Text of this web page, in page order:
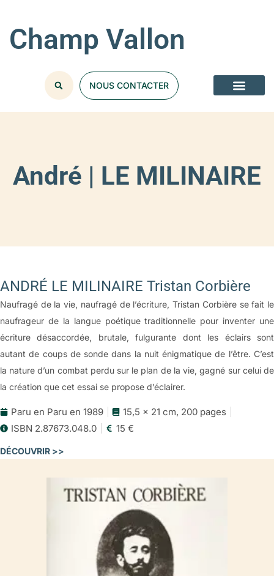
Champ Vallon
NOUS CONTACTER
André | LE MILINAIRE
ANDRÉ LE MILINAIRE Tristan Corbière
Naufragé de la vie, naufragé de l’écriture, Tristan Corbière se fait le
naufrageur de la langue poétique traditionnelle pour inventer une
écriture désaccordée, brutale, fulgurante dont les éclairs sont
autant de coups de sonde dans la nuit énigmatique de l’être. C’est
la nature d’un combat perdu sur le plan de la vie, gagné sur celui de
la création que cet essai se propose d’éclairer.
Paru en Paru en 1989
15,5 x 21 cm, 200 pages
ISBN 2.87673.048.0
15 €
DÉCOUVRIR >>